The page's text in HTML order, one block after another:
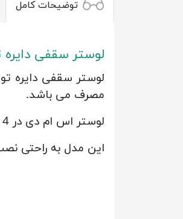
توضیحات کامل
لوستر سقفی دایره
لوستر سقفی دایره
مصرف می باشد.
لوستر اس ام دی در 4 رنگ بدنه (مشکی طوسی طلایی و سفید) قابل سفارش می باشد.
این مدل به راحتی